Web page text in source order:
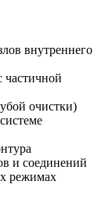
внутреннего
частичной
очистки)
и соединений
режимах